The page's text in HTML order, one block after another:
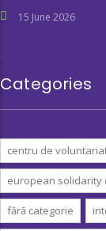
15 June 2026
Categories
centru de
european solidarity
fără categorie